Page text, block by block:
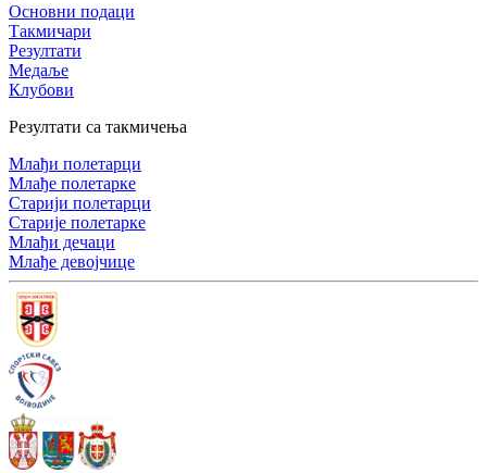
Основни подаци
Такмичари
Резултати
Медаље
Клубови
Резултати са такмичења
Млађи полетарци
Млађе полетарке
Старији полетарци
Старије полетарке
Млађи дечаци
Млађе девојчице